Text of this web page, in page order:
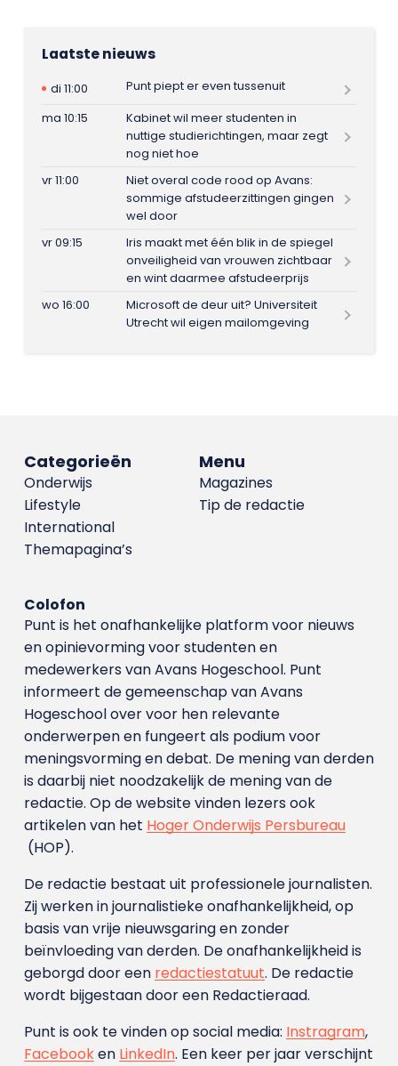
Laatste nieuws
di 11:00
Punt piept er even tussenuit
ma 10:15
Kabinet wil meer studenten in
nuttige studierichtingen, maar zegt
nog niet hoe
vr 11:00
Niet overal code rood op Avans:
sommige afstudeerzittingen gingen
wel door
vr 09:15
Iris maakt met één blik in de spiegel
onveiligheid van vrouwen zichtbaar
en wint daarmee afstudeerprijs
wo 16:00
Microsoft de deur uit? Universiteit
Utrecht wil eigen mailomgeving
Menu
Magazines
Tip de redactie
Categorieën
Onderwijs
Lifestyle
International
Themapagina’s
Colofon
Punt is het onafhankelijke platform voor nieuws
en opinievorming voor studenten en
medewerkers van Avans Hoge­school. Punt
informeert de gemeenschap van Avans
Hogeschool over voor hen relevante
onderwerpen en fungeert als podium voor
meningsvorming en debat. De mening van derden
is daarbij niet noodzakelijk de mening van de
redactie. Op de website vinden lezers ook
artikelen van het Hoger Onderwijs Persbureau
(HOP).
De redactie bestaat uit professionele journalisten.
Zij werken in journalistieke onafhankelijkheid, op
basis van vrije nieuwsgaring en zonder
beïnvloeding van derden. De onafhankelijkheid is
geborgd door een redactiestatuut. De redactie
wordt bijgestaan door een Redactieraad.
Punt is ook te vinden op social media: Instragram,
Facebooken LinkedIn. Een keer per jaar verschijnt